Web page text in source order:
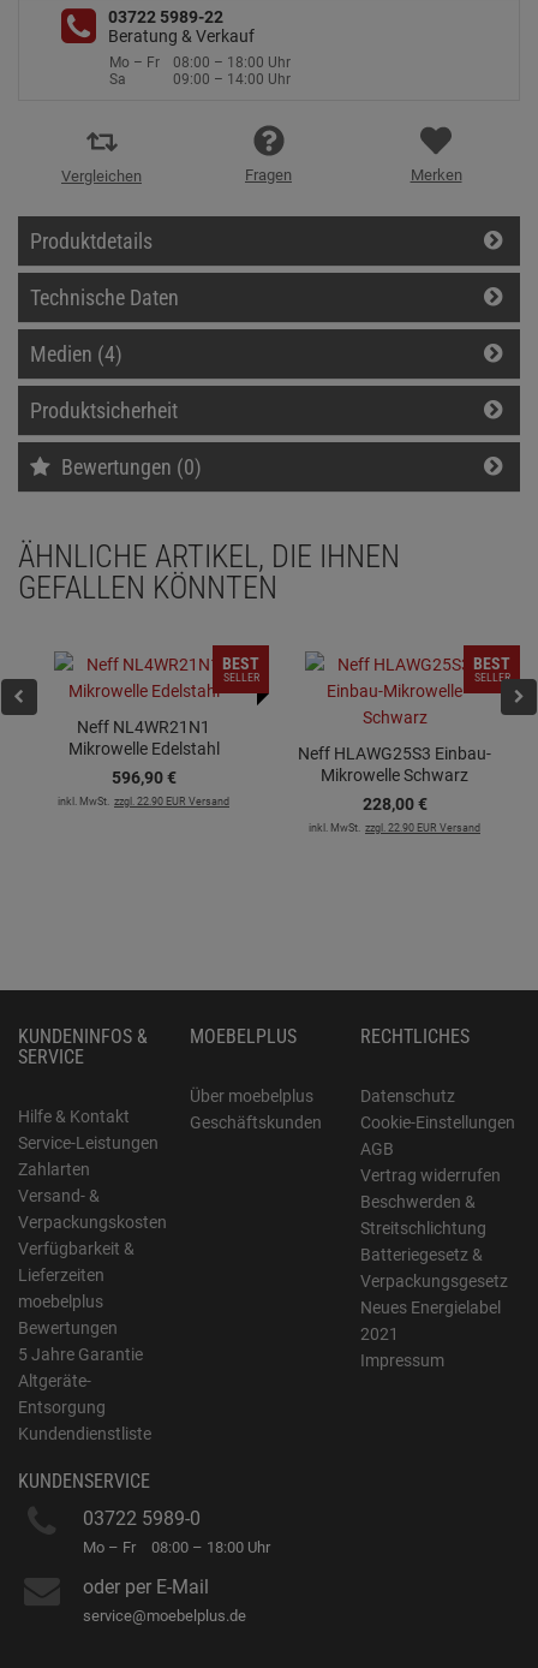
03722 5989-22
Beratung & Verkauf
Mo – Fr
08:00 – 18:00 Uhr
Sa
09:00 – 14:00 Uhr
Vergleichen Fragen Merken
Produktdetails
Technische Daten
Medien (4)
Produktsicherheit
Bewertungen (0)
ÄHNLICHE ARTIKEL, DIE IHNEN
GEFALLEN KÖNNTEN
Neff NL4WR21N1
Mikrowelle Edelstahl
596,90 €
inkl. MwSt. zzgl. 22.90 EUR Versand
BEST
SELLER
Neff HLAWG25S3 Einbau-
Mikrowelle Schwarz
228,00 €
inkl. MwSt. zzgl. 22.90 EUR Versand
BEST
SELLER
KUNDENINFOS &
SERVICE
Hilfe & Kontakt
Service-Leistungen
Zahlarten
Versand- &
Verpackungskosten
Verfügbarkeit &
Lieferzeiten
moebelplus
Bewertungen
5 Jahre Garantie
Altgeräte-
Entsorgung
Kundendienstliste
MOEBELPLUS
Über moebelplus
Geschäftskunden
RECHTLICHES
Datenschutz
Cookie-Einstellungen
AGB
Vertrag widerrufen
Beschwerden &
Streitschlichtung
Batteriegesetz &
Verpackungsgesetz
Neues Energielabel
2021
Impressum
KUNDENSERVICE
03722 5989-0
Mo – Fr 08:00 – 18:00 Uhr
oder per E-Mail
service@moebelplus.de